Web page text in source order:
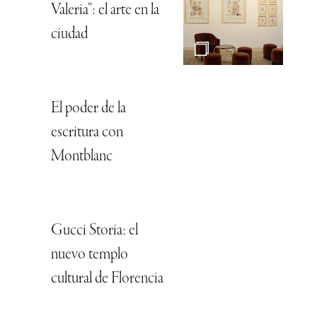
Valeria”: el arte en la
ciudad
El poder de la
escritura con
Montblanc
Gucci Storia: el
nuevo templo
cultural de Florencia